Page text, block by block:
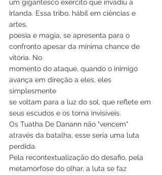
um gigantesco exército que invadiu a
Irlanda. Essa tribo, hábil em ciências e
artes,
poesia e magia, se apresenta para o
confronto apesar da mínima chance de
vitória. No
momento do ataque, quando o inimigo
avança em direção a eles, eles
simplesmente
se voltam para a luz do sol, que reflete em
seus escudos e os torna invisíveis.
Os Tuatha De Danann não "vencem"
através da batalha, esse seria uma luta
perdida.
Pela recontextualização do desafio, pela
metamorfose do olhar, a luta se faz